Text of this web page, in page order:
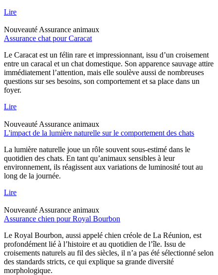
Lire
Nouveauté Assurance animaux
Assurance chat pour Caracat
Le Caracat est un félin rare et impressionnant, issu d’un croisement
entre un caracal et un chat domestique. Son apparence sauvage attire
immédiatement l’attention, mais elle soulève aussi de nombreuses
questions sur ses besoins, son comportement et sa place dans un
foyer.
Lire
Nouveauté Assurance animaux
L'impact de la lumière naturelle sur le comportement des chats
La lumière naturelle joue un rôle souvent sous-estimé dans le
quotidien des chats. En tant qu’animaux sensibles à leur
environnement, ils réagissent aux variations de luminosité tout au
long de la journée.
Lire
Nouveauté Assurance animaux
Assurance chien pour Royal Bourbon
Le Royal Bourbon, aussi appelé chien créole de La Réunion, est
profondément lié à l’histoire et au quotidien de l’île. Issu de
croisements naturels au fil des siècles, il n’a pas été sélectionné selon
des standards stricts, ce qui explique sa grande diversité
morphologique.